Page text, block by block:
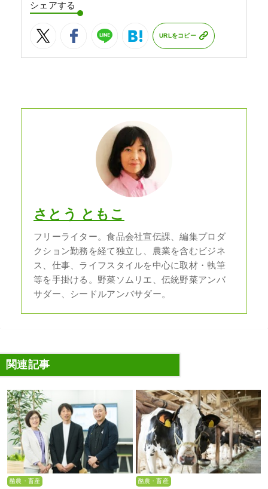
シェアする
URLをコピー
さとう ともこ
フリーライター。食品会社宣伝課、編集プロダ
クション勤務を経て独立し、農業を含むビジネ
ス、仕事、ライフスタイルを中心に取材・執筆
等を手掛ける。野菜ソムリエ、伝統野菜アンバ
サダー、シードルアンバサダー。
関連記事
酪農・畜産 酪農・畜産